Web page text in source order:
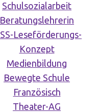
Schulsozialarbeit
Beratungslehrerin
Leseförderungs-
Konzept
Medienbildung
Bewegte Schule
Französisch
Theater-AG